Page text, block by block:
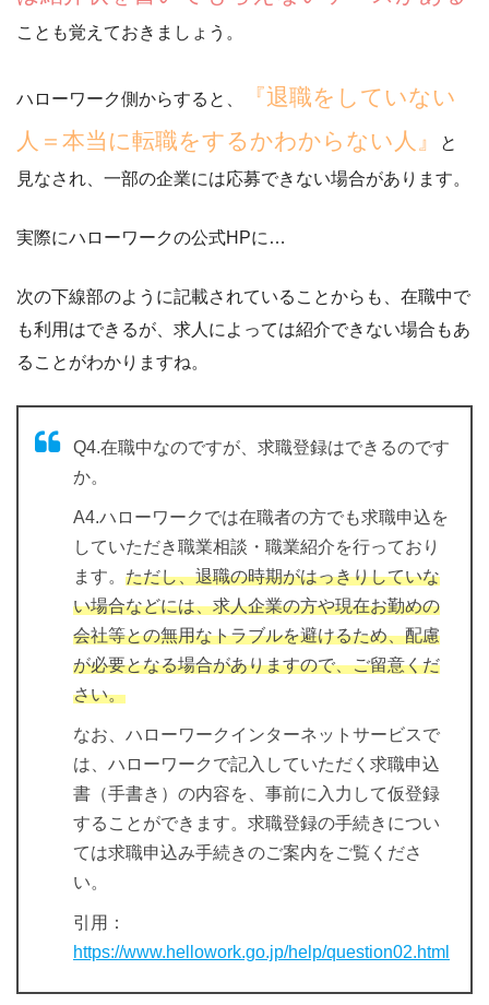
ことも覚えておきましょう。
ハローワーク側からすると、
『退職をしていない
人＝本当に転職をするかわからない人』
と
見なされ、一部の企業には応募できない場合があります。
実際にハローワークの公式HPに…
次の下線部のように記載されていることからも、在職中で
も利用はできるが、求人によっては紹介できない場合もあ
ることがわかりますね。
Q4.在職中なのですが、求職登録はできるのです
か。
A4.ハローワークでは在職者の方でも求職申込を
していただき職業相談・職業紹介を行っており
ます。 ただし、退職の時期がはっきりしていな
い場合などには、求人企業の方や現在お勤めの
会社等との無用なトラブルを避けるため、配慮
が必要となる場合がありますので、ご留意くだ
さい。
なお、ハローワークインターネットサービスで
は、ハローワークで記入していただく求職申込
書（手書き）の内容を、事前に入力して仮登録
することができます。求職登録の手続きについ
ては求職申込み手続きのご案内をご覧くださ
い。
引用：
https://www.hellowork.go.jp/help/question02.html